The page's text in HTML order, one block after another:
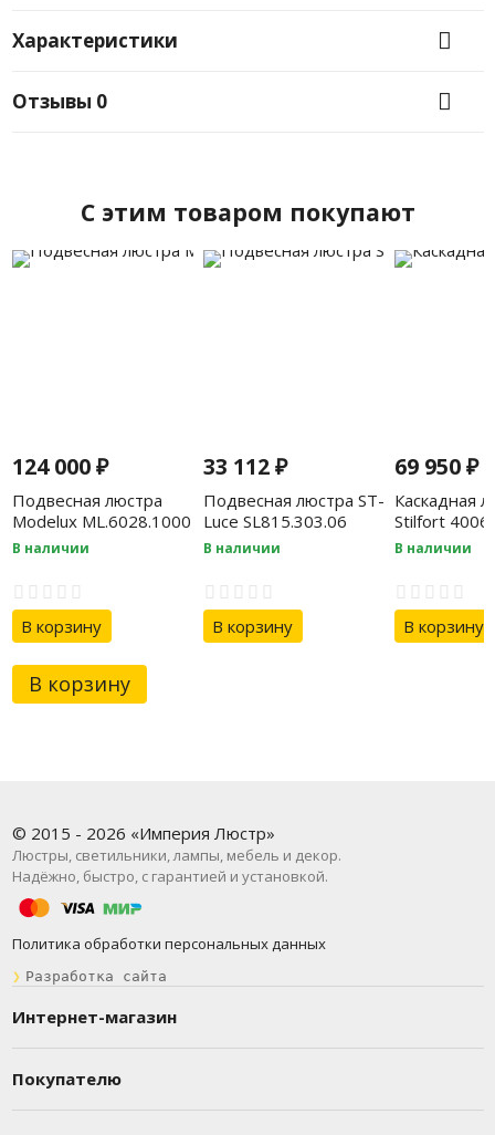
Характеристики
Отзывы 0
C этим товаром покупают
124 000₽
Подвесная люстра
Modelux ML.6028.1000
GD
В наличии
В корзину
33 112₽
Подвесная люстра ST-
Luce SL815.303.06
В наличии
В корзину
69 950₽
Каскадная
Stilfort
В наличии
В корзину
В корзину
© 2015 - 2026 «Империя Люстр»
Люстры, светильники, лампы, мебель и декор.
Надёжно, быстро, с гарантией и установкой.
Политика обработки персональных данных
❯ Разработка сайта
Интернет-магазин
Покупателю